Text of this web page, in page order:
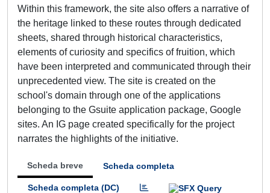
Within this framework, the site also offers a narrative of
the heritage linked to these routes through dedicated
sheets, shared through historical characteristics,
elements of curiosity and specifics of fruition, which
have been interpreted and communicated through their
unprecedented view. The site is created on the
school's domain through one of the applications
belonging to the Gsuite application package, Google
sites. An IG page created specifically for the project
narrates the highlights of the initiative.
Scheda breve Scheda completa
Scheda completa (DC)